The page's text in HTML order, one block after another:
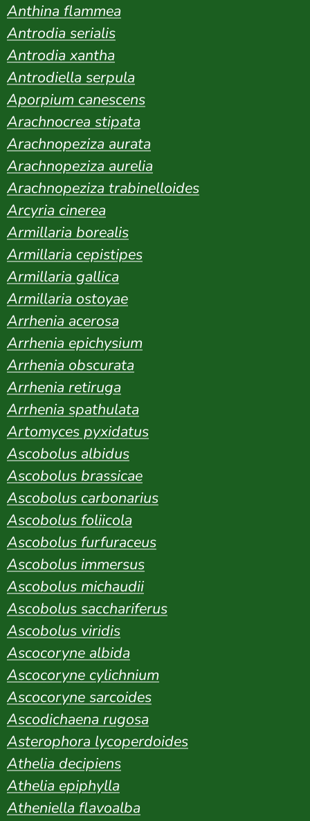
Anthina flammea
Antrodia serialis
Antrodia xantha
Antrodiella serpula
Aporpium canescens
Arachnocrea stipata
Arachnopeziza aurata
Arachnopeziza aurelia
Arachnopeziza trabinelloides
Arcyria cinerea
Armillaria borealis
Armillaria cepistipes
Armillaria gallica
Armillaria ostoyae
Arrhenia acerosa
Arrhenia epichysium
Arrhenia obscurata
Arrhenia retiruga
Arrhenia spathulata
Artomyces pyxidatus
Ascobolus albidus
Ascobolus brassicae
Ascobolus carbonarius
Ascobolus foliicola
Ascobolus furfuraceus
Ascobolus immersus
Ascobolus michaudii
Ascobolus sacchariferus
Ascobolus viridis
Ascocoryne albida
Ascocoryne cylichnium
Ascocoryne sarcoides
Ascodichaena rugosa
Asterophora lycoperdoides
Athelia decipiens
Athelia epiphylla
Atheniella flavoalba